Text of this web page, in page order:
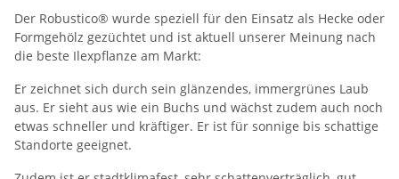
Der Robustico® wurde speziell für den Einsatz als Hecke oder
Formgehölz gezüchtet und ist aktuell unserer Meinung nach
die beste Ilexpflanze am Markt:
Er zeichnet sich durch sein glänzendes, immergrünes Laub
aus. Er sieht aus wie ein Buchs und wächst zudem auch noch
etwas schneller und kräftiger. Er ist für sonnige bis schattige
Standorte geeignet.